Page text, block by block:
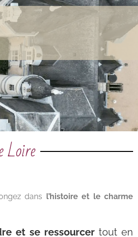
Loire
dans l’histoire et le charme
et se ressourcer tout en